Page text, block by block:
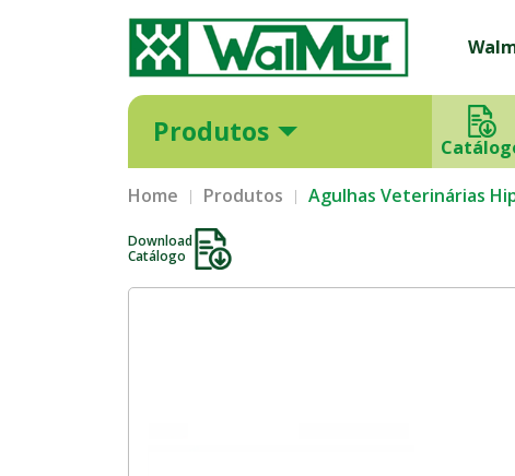
Produtos
Home Produtos Agulhas Veterinárias
Download
Catálogo